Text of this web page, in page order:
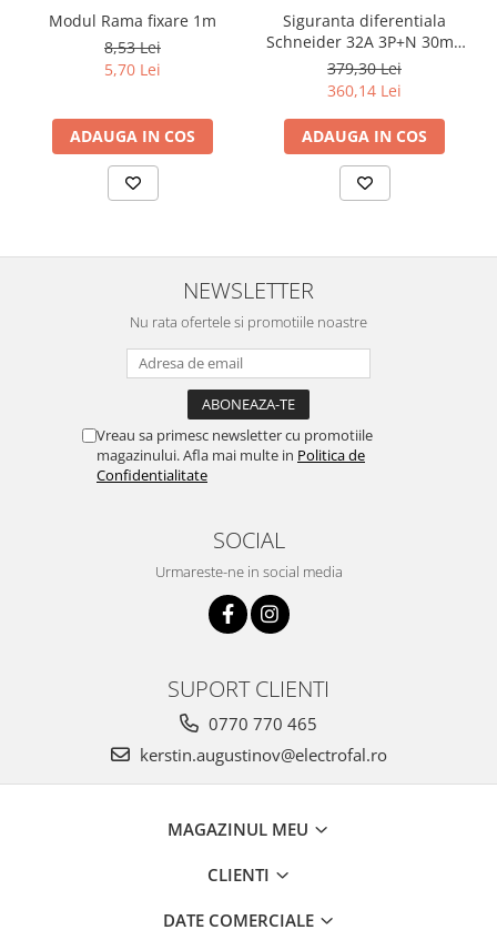
Modul Rama fixare 1m
8,53 Lei
5,70 Lei
ADAUGA IN COS
Siguranta diferentiala
Schneider 32A 3P+N 30mA
curba C tipAC 4,5kA RCBO
Easy9 EZ9D32732
379,30 Lei
360,14 Lei
ADAUGA IN COS
NEWSLETTER
Nu rata ofertele si promotiile noastre
Vreau sa primesc newsletter cu promotiile
magazinului. Afla mai multe in Politica de
Confidentialitate
SOCIAL
Urmareste-ne in social media
SUPORT CLIENTI
0770 770 465
kerstin.augustinov@electrofal.ro
MAGAZINUL MEU
CLIENTI
DATE COMERCIALE